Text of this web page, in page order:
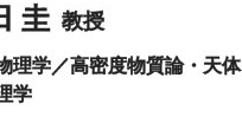
圭 教授
理学／高密度物質論・天体
学